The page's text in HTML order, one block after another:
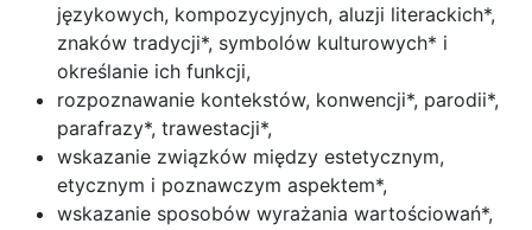
językowych, kompozycyjnych, aluzji literackich*,
znaków tradycji*, symbolów kulturowych* i
określanie ich funkcji,
rozpoznawanie kontekstów, konwencji*, parodii*,
parafrazy*, trawestacji*,
wskazanie związków między estetycznym,
etycznym i poznawczym aspektem*,
wskazanie sposobów wyrażania wartościowań*,